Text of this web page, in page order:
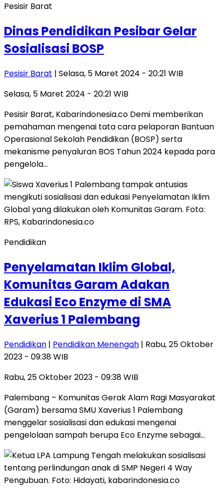
Pesisir Barat
Dinas Pendidikan Pesibar Gelar
Sosialisasi BOSP
Pesisir Barat | Selasa, 5 Maret 2024 - 20:21 WIB
Selasa, 5 Maret 2024 - 20:21 WIB
Pesisir Barat, Kabarindonesia.co Demi memberikan
pemahaman mengenai tata cara pelaporan Bantuan
Operasional Sekolah Pendidikan (BOSP) serta
mekanisme penyaluran BOS Tahun 2024 kepada para
pengelola…
Pendidikan
Penyelamatan Iklim Global,
Komunitas Garam Adakan
Edukasi Eco Enzyme di SMA
Xaverius 1 Palembang
Pendidikan | Pendidikan Menengah | Rabu, 25 Oktober
2023 - 09:38 WIB
Rabu, 25 Oktober 2023 - 09:38 WIB
Palembang – Komunitas Gerak Alam Ragi Masyarakat
(Garam) bersama SMU Xaverius 1 Palembang
menggelar sosialisasi dan edukasi mengenai
pengelolaan sampah berupa Eco Enzyme sebagai…